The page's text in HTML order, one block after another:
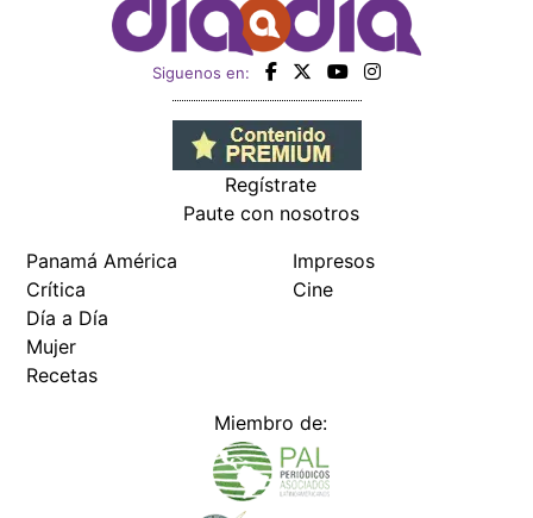
Siguenos en:
Regístrate
Paute con nosotros
Panamá América
Crítica
Día a Día
Mujer
Recetas
Impresos
Cine
Miembro de: